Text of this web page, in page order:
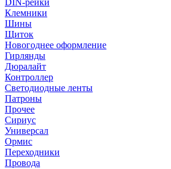
DIN-рейки
Клемники
Шины
Щиток
Новогоднее оформление
Гирлянды
Дюралайт
Контроллер
Светодиодные ленты
Патроны
Прочее
Сириус
Универсал
Ормис
Переходники
Провода